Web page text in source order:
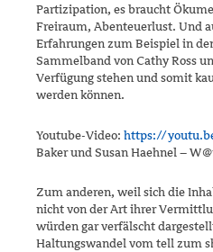
Partizipation, es braucht
Frei­raum, Abenteuerlust. Und
Erfahrungen zum Beispiel in
Sammelband von Cathy Ross
Verfügung stehen und somit
werden können.
Youtube-Video: https://
Baker und Susan Haehnel –
Zum anderen, weil sich die
nicht von der Art ihrer
würden gar verfälscht
Haltungswandel vom tell zum